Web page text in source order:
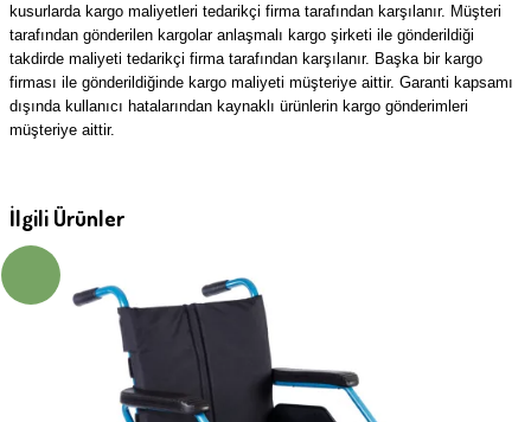
kusurlarda kargo maliyetleri tedarikçi firma tarafından karşılanır. Müşteri
tarafından gönderilen kargolar anlaşmalı kargo şirketi ile gönderildiği
takdirde maliyeti tedarikçi firma tarafından karşılanır. Başka bir kargo
firması ile gönderildiğinde kargo maliyeti müşteriye aittir. Garanti kapsamı
dışında kullanıcı hatalarından kaynaklı ürünlerin kargo gönderimleri
müşteriye aittir.
İlgili Ürünler